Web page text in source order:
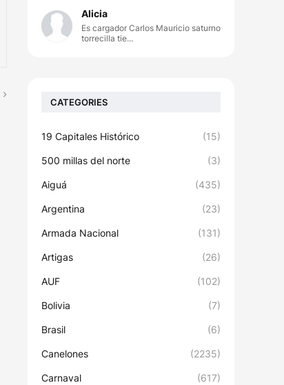
Alicia
Es cargador Carlos Mauricio saturno
torrecilla tie...
CATEGORIES
19 Capitales Histórico (15)
500 millas del norte (3)
Aiguá (435)
Argentina (23)
Armada Nacional (131)
Artigas (26)
AUF (102)
Bolivia (7)
Brasil (6)
Canelones (2235)
Carnaval (617)